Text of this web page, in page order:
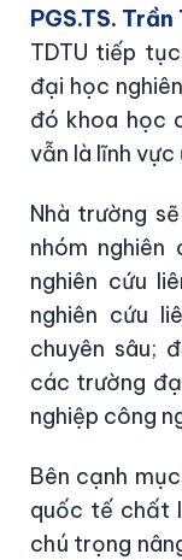
PGS.TS.
TDTU tiếp
đại học
đó khoa học
vẫn là lĩnh
Nhà trường
nhóm
nghiên cứu
nghiên cứu
chuyên sâu;
các trường
nghiệp công
Bên cạnh
quốc tế chất
chú trọng